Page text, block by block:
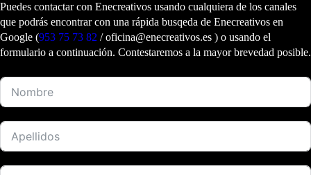
Puedes contactar con Enecreativos usando cualquiera de los canales
que podrás encontrar con una rápida busqeda de Enecreativos en
Google (953 75 73 82 / oficina@enecreativos.es ) o usando el
formulario a continuación. Contestaremos a la mayor brevedad posible.